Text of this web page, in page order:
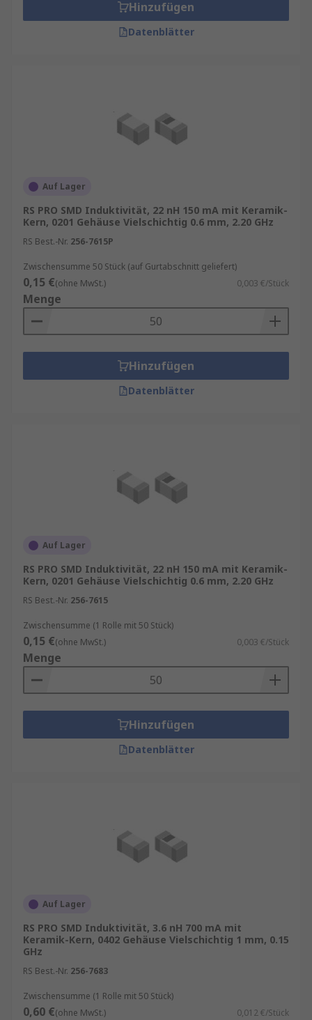
Hinzufügen
Datenblätter
Auf Lager
RS PRO SMD Induktivität, 22 nH 150 mA mit Keramik-
Kern, 0201 Gehäuse Vielschichtig 0.6 mm, 2.20 GHz
RS Best.-Nr. 256-7615P
Zwischensumme 50 Stück (auf Gurtabschnitt geliefert)
0,15 €(ohne MwSt.) 0,003 €/Stück
Menge
Hinzufügen
Datenblätter
Auf Lager
RS PRO SMD Induktivität, 22 nH 150 mA mit Keramik-
Kern, 0201 Gehäuse Vielschichtig 0.6 mm, 2.20 GHz
RS Best.-Nr. 256-7615
Zwischensumme (1 Rolle mit 50 Stück)
0,15 €(ohne MwSt.) 0,003 €/Stück
Menge
Hinzufügen
Datenblätter
Auf Lager
RS PRO SMD Induktivität, 3.6 nH 700 mA mit
Keramik-Kern, 0402 Gehäuse Vielschichtig 1 mm, 0.15
GHz
RS Best.-Nr. 256-7683
Zwischensumme (1 Rolle mit 50 Stück)
0,60 €(ohne MwSt.) 0,012 €/Stück